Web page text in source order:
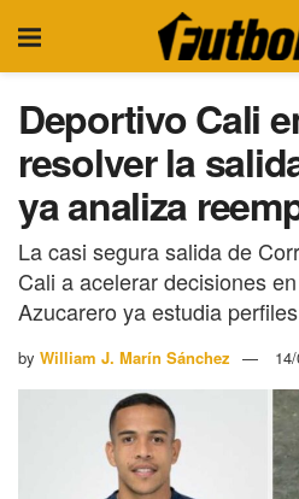
Deportivo Cali
resolver la
ya analiza
La casi segura salida de
Cali a acelerar decisiones
Azucarero ya estudia perfiles
by William J. Marín Sánchez